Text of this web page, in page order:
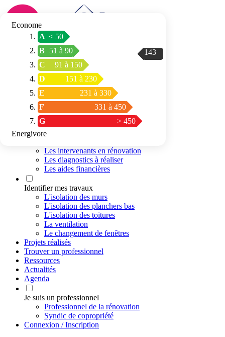
Connexion / Inscription
Trouver mon
espace conseil
Les intervenants en rénovation
Les diagnostics à réaliser
Les aides financières
Identifier mes travaux
L'isolation des murs
L'isolation des planchers bas
L'isolation des toitures
La ventilation
Le changement de fenêtres
Projets réalisés
Trouver un professionnel
Ressources
Actualités
Agenda
Je suis un professionnel
Professionnel de la rénovation
Syndic de copropriété
Connexion / Inscription
Econome
A < 50
B 51 à 90
C
91 à 150
D
151 à 230
E
231 à 330
F
331 à 450
G
> 450
143
Energivore